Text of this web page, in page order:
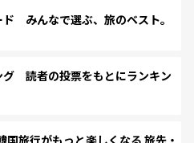
みんなで選ぶ、旅のベスト。
グ 読者の投票をもとにランキン
旅行がもっと楽しくなる 旅先・